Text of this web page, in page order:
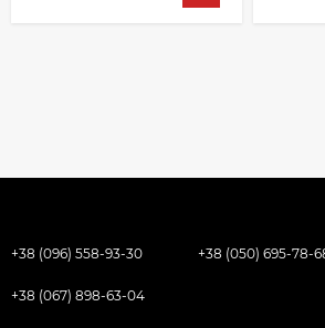
+38 (096) 558-93-30 +38 (050) 695-78-
+38 (067) 898-63-04